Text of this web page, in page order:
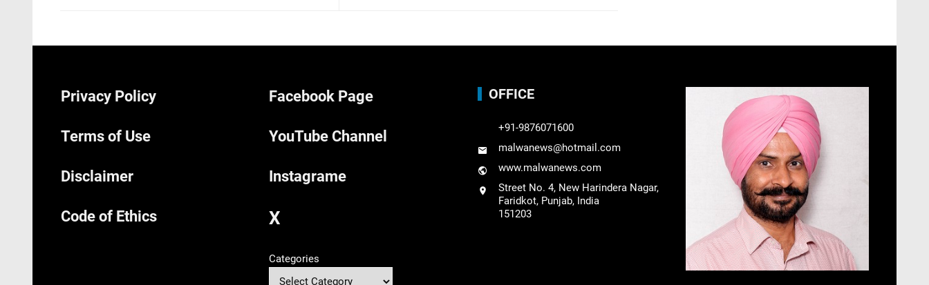
Privacy Policy
Terms of Use
Disclaimer
Code of Ethics
Facebook Page
YouTube Channel
Instagrame
X
Categories
OFFICE
+91-9876071600
malwanews@hotmail.com
www.malwanews.com
Street No. 4, New Harindera Nagar,
Faridkot, Punjab, India
151203